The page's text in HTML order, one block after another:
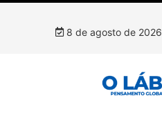
8 de agosto de 2026